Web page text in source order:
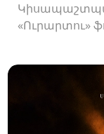
«Ուրարտու»